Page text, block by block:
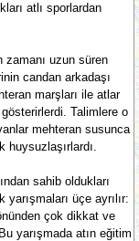
atlı sporlardan
zamanı uzun süren
candan arkadaşı
marşları ile atlar
Talimlere o
mehteran susunca
huysuzlaşırlardı.
sahib oldukları
üçe ayrılır:
çok dikkat ve
yarışmada atın eğitim